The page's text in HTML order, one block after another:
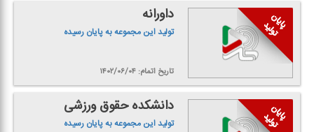
داورانه
تولید این مجموعه به پایان رسیده
تاریخ اتمام: ۱۴۰۲/۰۶/۰۴
دانشكده حقوق ورزشی
تولید این مجموعه به پایان رسیده